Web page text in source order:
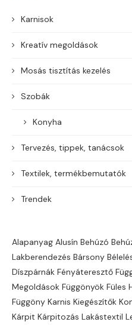
Karnisok
Kreatív megoldások
Mosás tisztítás kezelés
Szobák
Konyha
Tervezés, tippek, tanácsok
Textilek, termékbemutatók
Trendek
Alapanyag Alusín Behúzó
Lakberendezés Bársony
Díszpárnák Fényáteresztő
Megoldások Függönyök Füles
Függöny Karnis Kiegészítők
Kárpit Kárpitozás Lakástextil